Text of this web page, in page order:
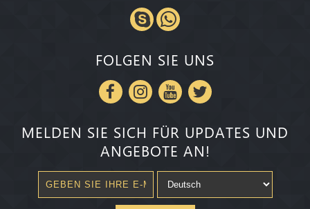
FOLGEN SIE UNS
MELDEN SIE SICH FÜR UPDATES UND
ANGEBOTE AN!